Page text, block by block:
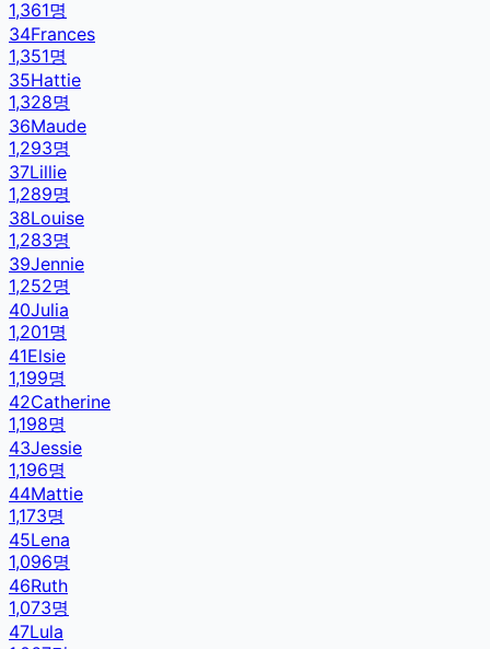
1,361명
34Frances
1,351명
35Hattie
1,328명
36Maude
1,293명
37Lillie
1,289명
38Louise
1,283명
39Jennie
1,252명
40Julia
1,201명
41Elsie
1,199명
42Catherine
1,198명
43Jessie
1,196명
44Mattie
1,173명
45Lena
1,096명
46Ruth
1,073명
47Lula